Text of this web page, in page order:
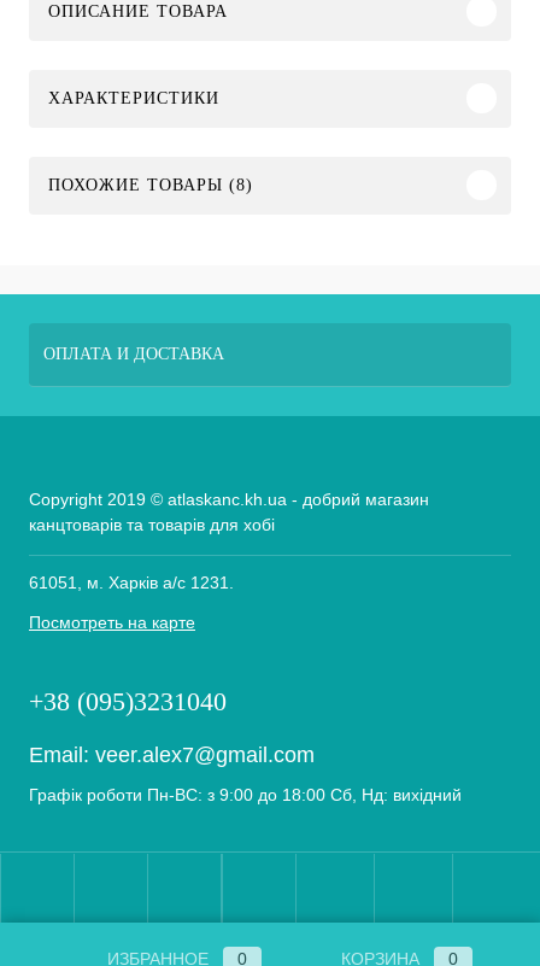
ОПИСАНИЕ ТОВАРА
ХАРАКТЕРИСТИКИ
ПОХОЖИЕ ТОВАРЫ (8)
ОПЛАТА И ДОСТАВКА
Copyright 2019 © atlaskanc.kh.ua - добрий магазин
канцтоварів та товарів для хобі
61051, м. Харків а/с 1231.
Посмотреть на карте
+38 (095)3231040
Email: veer.alex7@gmail.com
Графік роботи Пн-ВС: з 9:00 до 18:00 Сб, Нд: вихідний
ИЗБРАННОЕ 0 КОРЗИНА 0